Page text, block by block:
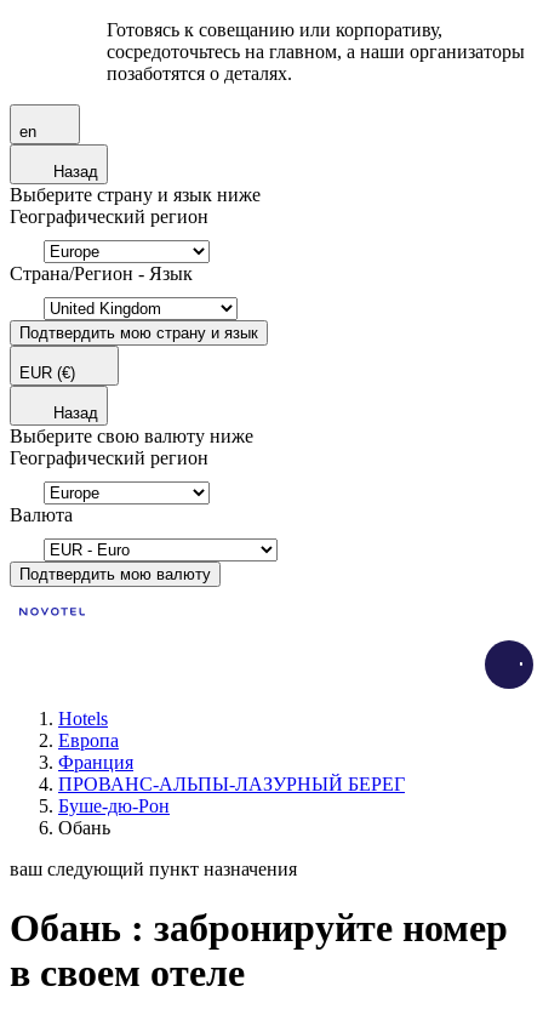
Готовясь к совещанию или корпоративу,
сосредоточьтесь на главном, а наши организаторы
позаботятся о деталях.
en
Назад
Выберите страну и язык ниже
Географический регион
Страна/Регион - Язык
Подтвердить мою страну и язык
EUR (€)
Назад
Выберите свою валюту ниже
Географический регион
Валюта
Подтвердить мою валюту
Hotels
Европа
Франция
ПРОВАНС-АЛЬПЫ-ЛАЗУРНЫЙ БЕРЕГ
Буше-дю-Рон
Обань
ваш следующий пункт назначения
Обань : забронируйте номер
в своем отеле